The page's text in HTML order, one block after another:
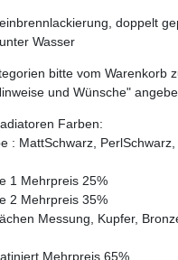
doppelt
Wasser
bitte vom Warenkorb
und Wünsche"
Farben:
: MattSchwarz, PerlSchwarz,
1 Mehrpreis 25%
2 Mehrpreis 35%
Messung, Kupfer,
Mehrpreis 65%